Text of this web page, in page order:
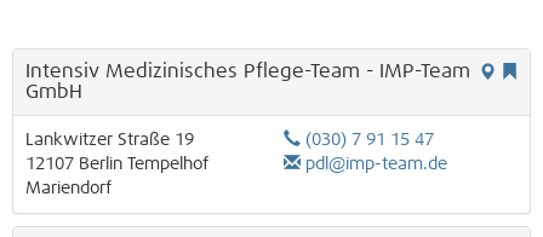
Intensiv Medizinisches Pflege-Team - IMP-Team
GmbH
Lankwitzer Straße 19
12107 Berlin Tempelhof
Mariendorf
(030) 7 91 15 47
pdl@imp-team.de